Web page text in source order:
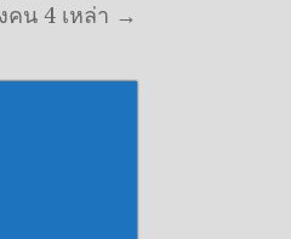
คน 4 เหล่า →